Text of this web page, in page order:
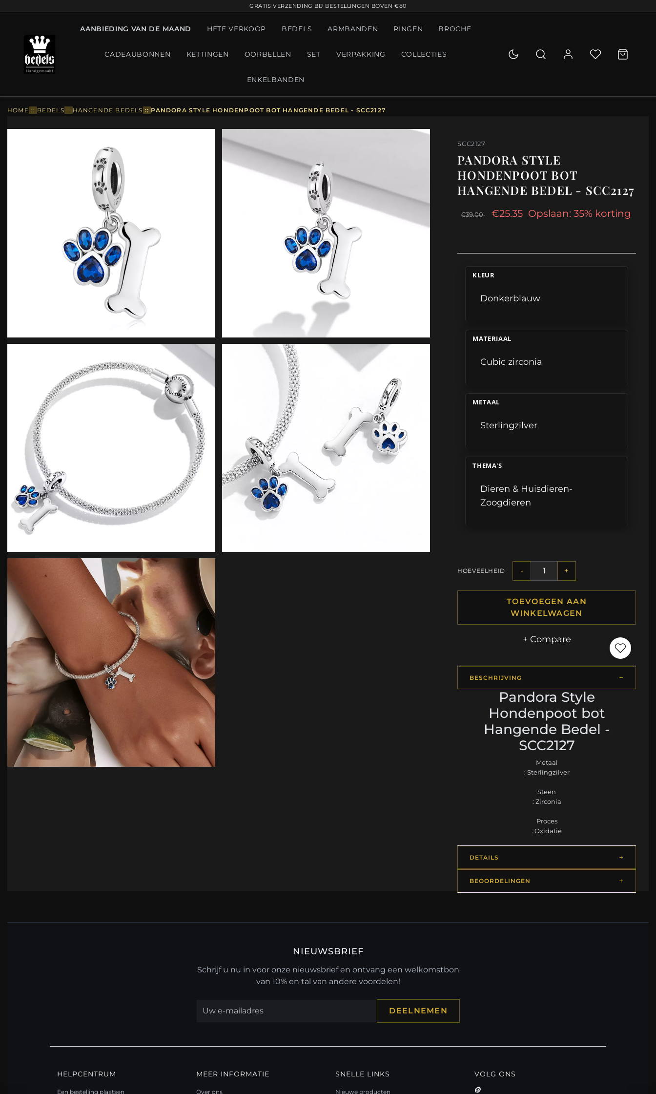
GRATIS VERZENDING BIJ BESTELLINGEN BOVEN €80
AANBIEDING VAN DE MAAND HETE VERKOOP BEDELS ARMBANDEN RINGEN BROCHE
CADEAUBONNEN KETTINGEN OORBELLEN SET VERPAKKING COLLECTIES
ENKELBANDEN
HOME :: BEDELS :: HANGENDE BEDELS :: PANDORA STYLE HONDENPOOT BOT HANGENDE BEDEL - SCC2127
SCC2127
PANDORA STYLE
HONDENPOOT BOT
HANGENDE BEDEL - SCC2127
€39.00 €25.35 Opslaan: 35% korting
KLEUR
Donkerblauw
MATERIAAL
Cubic zirconia
METAAL
Sterlingzilver
THEMA'S
Dieren & Huisdieren-
Zoogdieren
HOEVEELHEID - +
TOEVOEGEN AAN
WINKELWAGEN
+ Compare
BESCHRIJVING
Pandora Style
Hondenpoot bot
Hangende Bedel -
SCC2127
Metaal
: Sterlingzilver
Steen
: Zirconia
Proces
: Oxidatie
DETAILS
BEOORDELINGEN
NIEUWSBRIEF
Schrijf u nu in voor onze nieuwsbrief en ontvang een welkomstbon
van 10% en tal van andere voordelen!
DEELNEMEN
HELPCENTRUM
Een bestelling plaatsen
MEER INFORMATIE
Over ons
SNELLE LINKS
Nieuwe producten
VOLG ONS